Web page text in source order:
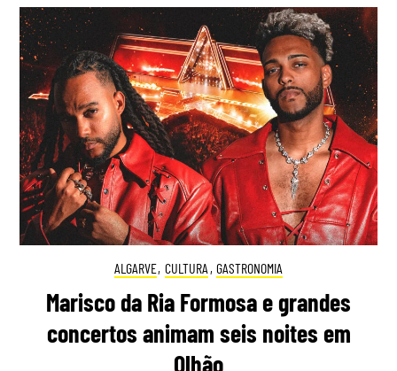
ALGARVE, CULTURA , GASTRONOMIA
Marisco da Ria Formosa e grandes
concertos animam seis noites em
Olhão